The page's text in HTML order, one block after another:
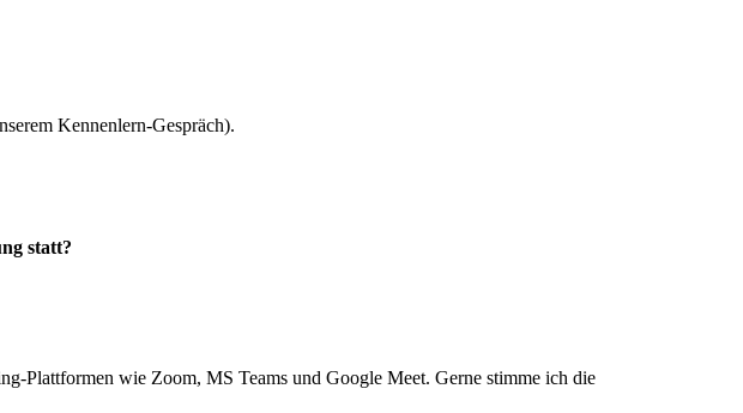
Kennenlern-Gespräch).
statt?
Plattformen wie Zoom, MS Teams und Google Meet. Gerne stimme ich die